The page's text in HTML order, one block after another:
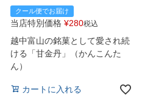
クール便でお届け
当店特別価格 ¥280税込
越中富山の銘菓として愛され続
ける「甘金丹」（かんこんた
ん）
カートに入れる